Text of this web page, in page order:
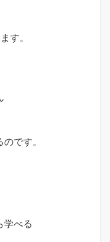
す。
です。
学べる